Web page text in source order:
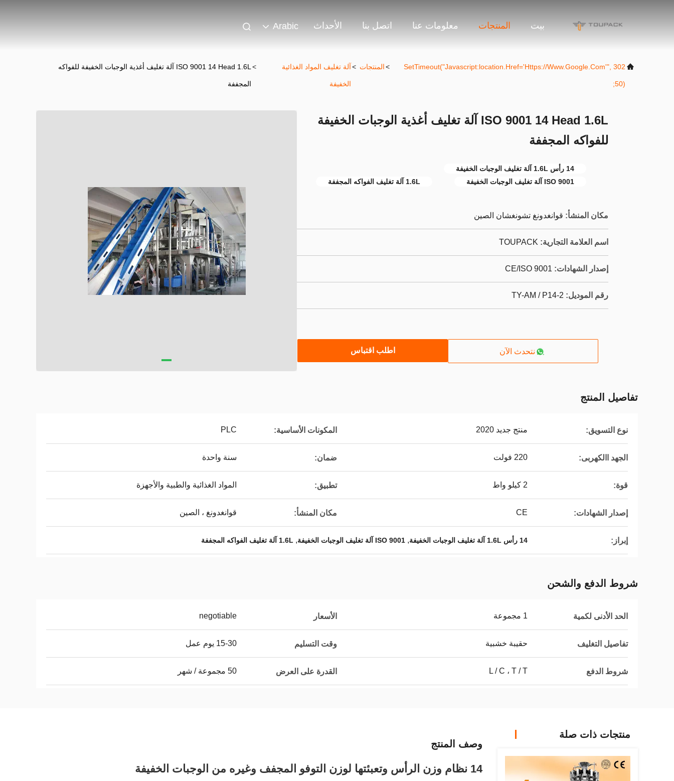
بيت المنتجات معلومات عنا اتصل بنا الأحداث Arabic
302 SetTimeout("javascript:location.href='https://www.google.com'",
50);
>المنتجات >آلة تغليف المواد الغذائية
الخفيفة
> ISO 9001 14 Head 1.6L آلة تغليف أغذية الوجبات الخفيفة للفواكه
المجففة
ISO 9001 14 Head 1.6L آلة تغليف أغذية الوجبات الخفيفة
للفواكه المجففة
14 رأس 1.6L آلة تغليف الوجبات الخفيفة
ISO 9001 آلة تغليف الوجبات الخفيفة
1.6L آلة تغليف الفواكه المجففة
مكان المنشأ: قوانغدونغ تشونغشان الصين
اسم العلامة التجارية: TOUPACK
إصدار الشهادات: CE/ISO 9001
رقم الموديل: TY-AM / P14-2
نتحدث الآن اطلب اقتباس
تفاصيل المنتج
نوع التسويق: منتج جديد 2020 المكونات الأساسية: PLC
الجهد االكهربى: 220 فولت ضمان: سنة واحدة
قوة: 2 كيلو واط تطبيق: المواد الغذائية والطبية والأجهزة
إصدار الشهادات: CE مكان المنشأ: قوانغدونغ ، الصين
إبراز: 14 رأس 1.6L آلة تغليف الوجبات الخفيفة , ISO 9001 آلة تغليف الوجبات الخفيفة , 1.6L آلة تغليف الفواكه المجففة
شروط الدفع والشحن
الحد الأدنى لكمية 1 مجموعة الأسعار negotiable
تفاصيل التغليف حقيبة خشبية وقت التسليم 15-30 يوم عمل
شروط الدفع L / C ، T / T القدرة على العرض 50 مجموعة / شهر
منتجات ذات صلة
وصف المنتج
14 نظام وزن الرأس وتعبئتها لوزن التوفو المجفف وغيره من الوجبات الخفيفة